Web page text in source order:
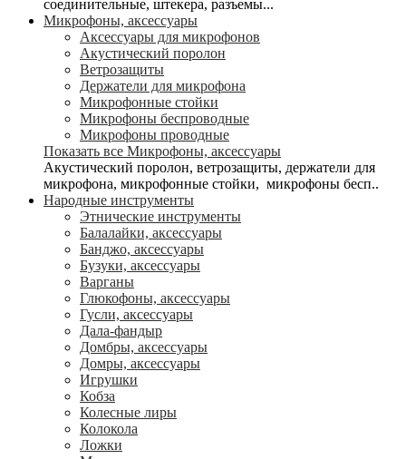
соединительные, штекера, разъемы...
Микрофоны, аксессуары
Аксессуары для микрофонов
Акустический поролон
Ветрозащиты
Держатели для микрофона
Микрофонные стойки
Микрофоны беспроводные
Микрофоны проводные
Показать все Микрофоны, аксессуары
Акустический поролон, ветрозащиты, держатели для
микрофона, микрофонные стойки, микрофоны бесп..
Народные инструменты
Этнические инструменты
Балалайки, аксессуары
Банджо, аксессуары
Бузуки, аксессуары
Варганы
Глюкофоны, аксессуары
Гусли, аксессуары
Дала-фандыр
Домбры, аксессуары
Домры, аксессуары
Игрушки
Кобза
Колесные лиры
Колокола
Ложки